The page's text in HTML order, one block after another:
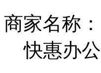
商家名称：
快惠办公